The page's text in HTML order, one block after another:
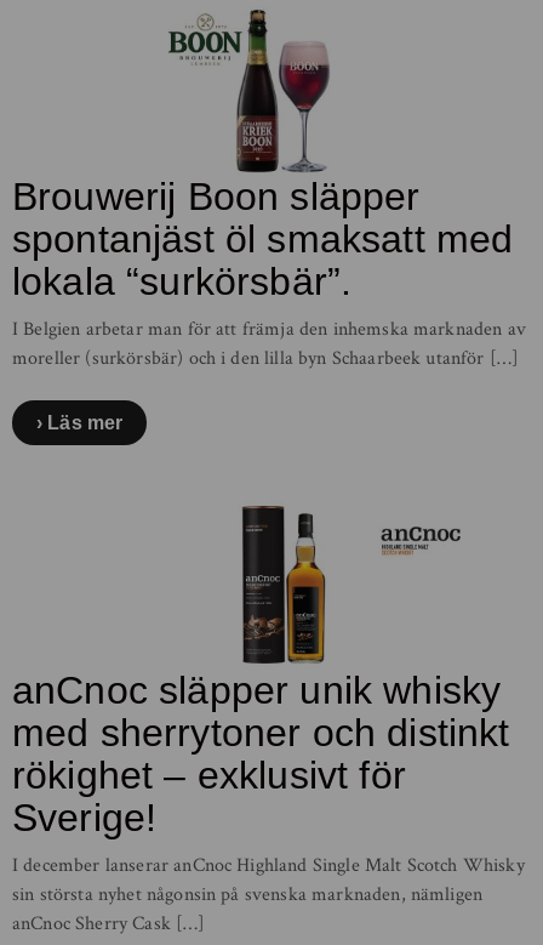
Brouwerij Boon släpper
spontanjäst öl smaksatt med
lokala “surkörsbär”.
I Belgien arbetar man för att främja den inhemska marknaden av
moreller (surkörsbär) och i den lilla byn Schaarbeek utanför […]
Läs mer
anCnoc släpper unik whisky
med sherrytoner och distinkt
rökighet – exklusivt för
Sverige!
I december lanserar anCnoc Highland Single Malt Scotch Whisky
sin största nyhet någonsin på svenska marknaden, nämligen
anCnoc Sherry Cask […]